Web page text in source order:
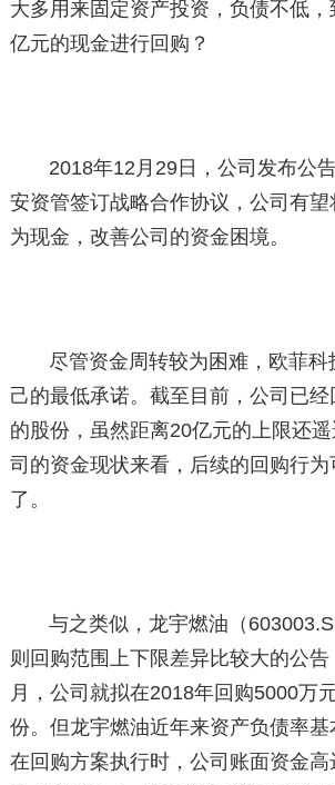
大多用来固定资产投资，负债不低
亿元的现金进行回购？
2018年12月29日，公司发布公
安资管签订战略合作协议，公司有
为现金，改善公司的资金困境。
尽管资金周转较为困难，欧菲科
己的最低承诺。截至目前，公司已
的股份，虽然距离20亿元的上限还
司的资金现状来看，后续的回购行为
了。
与之类似，龙宇燃油（
则回购范围上下限差异比较大的公
月，公司就拟在2018年回购5000万
份。但龙宇燃油近年来资产负债率基
在回购方案执行时，公司账面资金